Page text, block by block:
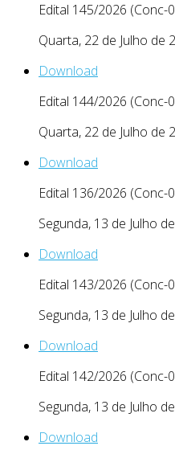
Edital 145/2026 (Conc-
Quarta, 22 de Julho de
Download
Edital 144/2026 (Conc-
Quarta, 22 de Julho de
Download
Edital 136/2026 (Conc-
Segunda, 13 de Julho
Download
Edital 143/2026 (Conc-
Segunda, 13 de Julho
Download
Edital 142/2026 (Conc-
Segunda, 13 de Julho
Download